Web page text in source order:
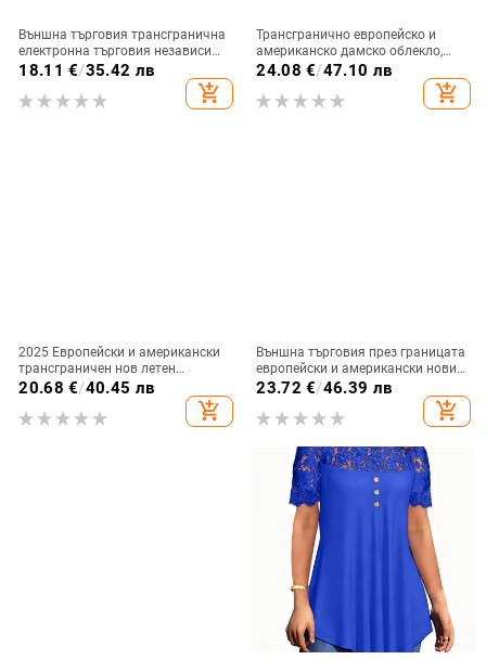
Външна търговия трансгранична
електронна търговия независима
станция Amazon Amazon нова
памучна дамска тениска
18.11 €/35.42 лв
add_shopping_cart
Трансгранично европейско и
американско дамско облекло,
големи размери, нови топове с
леопардов принт и V-образно
деколте, къси ръкави
24.08 €/47.10 лв
add_shopping_cart
2025 Европейски и американски
трансграничен нов летен
щампован къс ръкав с V-образно
полуръкав с висококачествен
20.68 €/40.45 лв
add_shopping_cart
Външна търговия през границата
европейски и американски нови
дамски ежедневни V-образни
деколтета обикновен пуловер
дигитален печат елегантна горна
23.72 €/46.39 лв
add_shopping_cart